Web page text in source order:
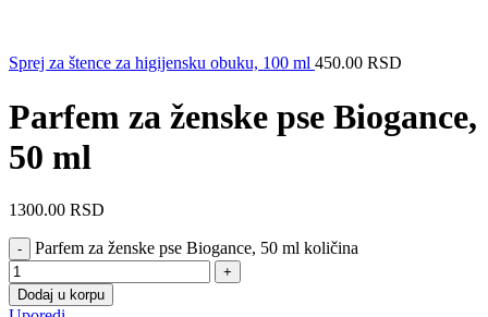
Sprej za štence za higijensku obuku, 100 ml 450.00 RSD
Parfem za ženske pse Biogance,
50 ml
1300.00 RSD
Parfem za ženske pse Biogance, 50 ml količina
Dodaj u korpu